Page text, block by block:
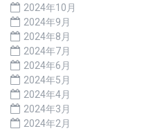
2024年10月
2024年9月
2024年8月
2024年7月
2024年6月
2024年5月
2024年4月
2024年3月
2024年2月